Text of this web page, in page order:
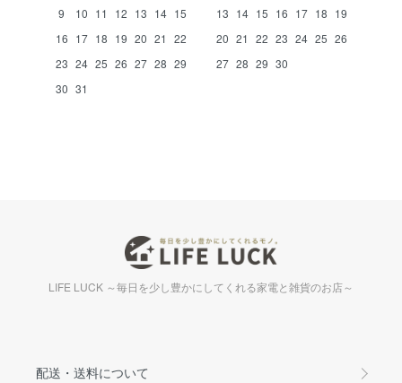
9
10 11 12 13 14 15
16 17 18 19 20 21 22
23 24 25 26 27 28 29
30 31
13 14 15 16 17 18 19
20 21 22 23 24 25 26
27 28 29 30
LIFE LUCK ～毎日を少し豊かにしてくれる家電と雑貨のお店～
配送・送料について